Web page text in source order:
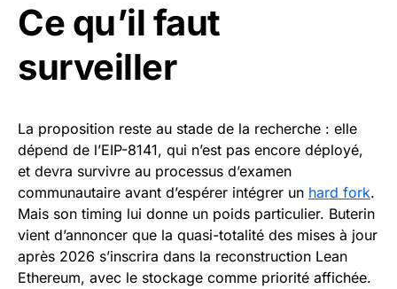
Ce qu’il faut
surveiller
La proposition reste au stade de la recherche : elle
dépend de l’EIP-8141, qui n’est pas encore déployé,
et devra survivre au processus d’examen
communautaire avant d’espérer intégrer un hard fork.
Mais son timing lui donne un poids particulier. Buterin
vient d’annoncer que la quasi-totalité des mises à jour
après 2026 s’inscrira dans la reconstruction Lean
Ethereum, avec le stockage comme priorité affichée.